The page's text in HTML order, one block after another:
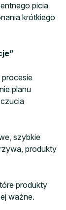
picia
krótkiego
procesie
planu
szybkie
produkty
produkty
ważne.